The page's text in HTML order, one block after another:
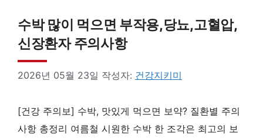
수박 많이 먹으면 부작용,당뇨,고혈압,
신장환자 주의사항
2026년 05월 23일 작성자: 건강지키미
[건강 주의보] 수박, 맛있게 먹으면 보약? 질환별 주의
사항 총정리 여름철 시원한 수박 한 조각은 최고의 보